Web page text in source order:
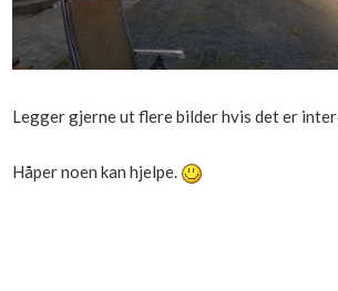
Legger gjerne ut flere bilder hvis det er
Håper noen kan hjelpe.